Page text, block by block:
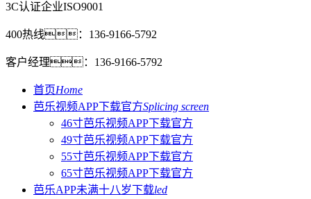
3C认证企业ISO9001
400热线： 136-9166-5792
客户经理： 136-9166-5792
首页Home
芭乐视频APP下载官方Splicing screen
46寸芭乐视频APP下载官方
49寸芭乐视频APP下载官方
55寸芭乐视频APP下载官方
65寸芭乐视频APP下载官方
芭乐APP未满十八岁下载led